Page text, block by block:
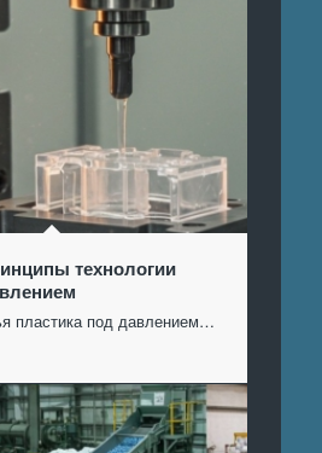
технологии
пластика под давлением…